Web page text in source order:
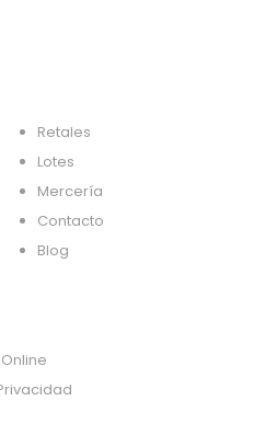
Retales
Lotes
Mercería
Contacto
Blog